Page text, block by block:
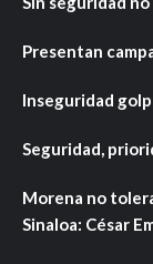
Presentan
Inseguridad
Seguridad,
Morena no
Sinaloa: César